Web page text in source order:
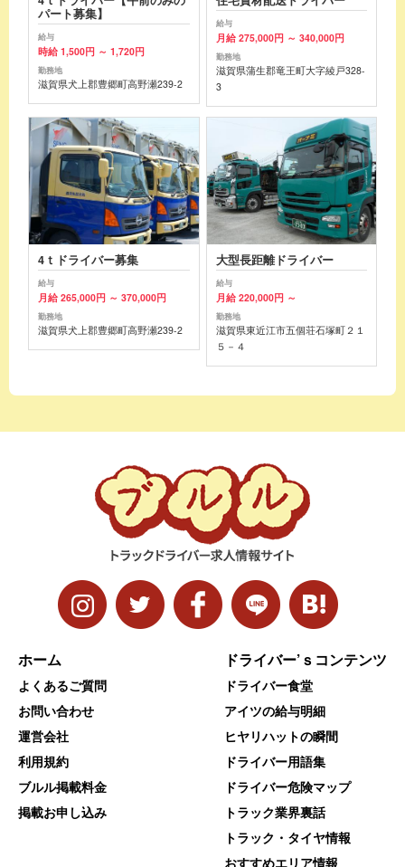
パート募集】
給与
時給 1,500円 ～ 1,720円
勤務地
滋賀県犬上郡豊郷町高野瀬239-2
給与
月給 275,000円 ～ 340,000円
勤務地
滋賀県蒲生郡竜王町大字綾戸328-
3
4ｔドライバー募集
給与
月給 265,000円 ～ 370,000円
勤務地
滋賀県犬上郡豊郷町高野瀬239-2
大型長距離ドライバー
給与
月給 220,000円 ～
勤務地
滋賀県東近江市五個荘石塚町２１
５－４
ホーム
よくあるご質問
お問い合わせ
運営会社
利用規約
ブルル掲載料金
掲載お申し込み
ドライバー’ｓコンテンツ
ドライバー食堂
アイツの給与明細
ヒヤリハットの瞬間
ドライバー用語集
ドライバー危険マップ
トラック業界裏話
トラック・タイヤ情報
おすすめエリア情報